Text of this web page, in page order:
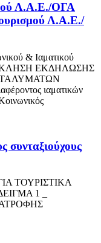
Λ.Α.Ε./ΟΓΑ
Λ.Α.Ε./
& Ιαματικού
ΕΚΔΗΛΩΣΗΣ
ιαματικών
συνταξιούχους
ΤΟΥΡΙΣΤΙΚΑ
1 _